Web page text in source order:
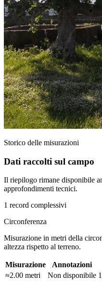
Storico delle misurazioni
Dati raccolti sul campo
Il riepilogo rimane disponibile
approfondimenti tecnici.
1 record complessivi
Circonferenza
Misurazione in metri della
altezza rispetto al terreno.
Misurazione Annotazioni
≈2.00 metri
Non disponibile